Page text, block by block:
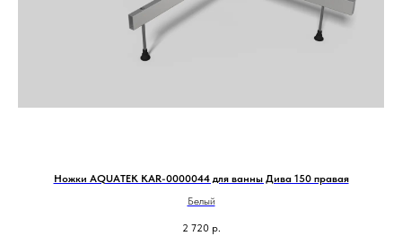
Ножки AQUATEK KAR-0000044 для ванны Дива 150 правая
Белый
2 720 р.